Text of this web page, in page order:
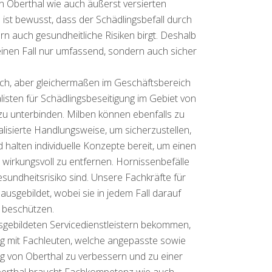
Oberthal wie auch äußerst versierten
bewusst, dass der Schädlingsbefall durch
auch gesundheitliche Risiken birgt. Deshalb
Fall nur umfassend, sondern auch sicher
aber gleichermaßen im Geschäftsbereich
für Schädlingsbeseitigung im Gebiet von
unterbinden. Milben können ebenfalls zu
Handlungsweise, um sicherzustellen,
individuelle Konzepte bereit, um einen
zu entfernen. Hornissenbefälle
sind. Unsere Fachkräfte für
wobei sie in jedem Fall darauf
Servicedienstleistern bekommen,
mit Fachleuten, welche angepasste sowie
von Oberthal zu verbessern und zu einer